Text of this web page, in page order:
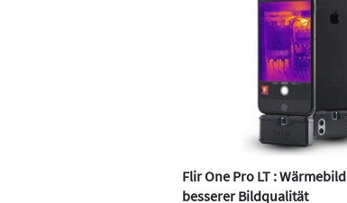
Flir One Pro LT :
besserer Bildqualität